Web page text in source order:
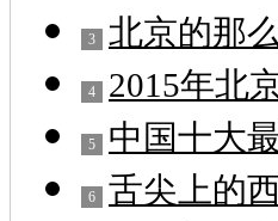
3 北京的那
4 2015年北
5 中国十大
6 舌尖上的